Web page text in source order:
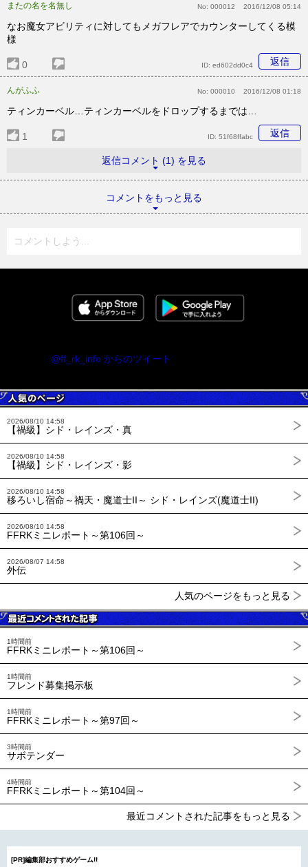
またの名を名無し No: 000012 2016/12/08 05:14
なお魔女アビリティに対してもメガフレアでカウンターしてくる模
様
0 返信
ID: ed602dd0c4
んがふふ No: 000010 2016/12/08 01:18
ティンカーベル…ティンカーベルをドロップするまでは…
1 返信
ID: 51f68ffabc
返信コメント (1) を見る
コメントをもっと見る
コメントしよう...
@ff_rk_info からのツイート
2026/08/10 14:58
【禍級】シド・レインズ・真
2026/08/10 14:58
【禍級】シド・レインズ・影
2026/08/10 14:58
移ろいし宿命～禍天・魔道士II～ シド・レインズ(魔道士II)
2026/08/10 14:58
FFRKミニレポート～第106回～
2026/08/07 14:58
外伝
人気のページをもっと見る
1時間前
FFRKミニレポート～第106回～
1時間前
フレンド募集掲示板
1時間前
FFRKミニレポート～第97回～
3時間前
サボテンダー
4時間前
FFRKミニレポート～第104回～
最近コメントされた記事をもっと見る
[PR]編集部おすすめゲーム!!